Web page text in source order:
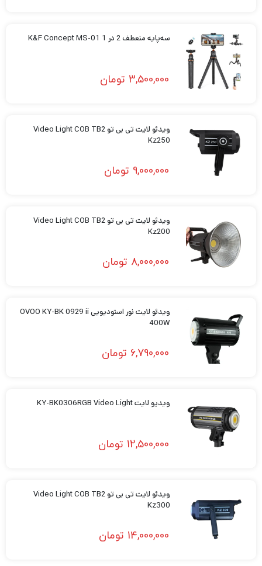
سه‌پایه منعطف 2 در 1 K&F Concept MS-01
3,500,000 تومان
ویدئو لایت تی بی تو Video Light COB TB2
Kz250
9,000,000 تومان
ویدئو لایت تی بی تو Video Light COB TB2
Kz200
8,000,000 تومان
ويدئو لايت نور استودیویی OVOO KY-BK 0929 ii
400W
6,790,000 تومان
ویدیو لایت KY-BK0306RGB Video Light
12,500,000 تومان
ویدئو لایت تی بی تو Video Light COB TB2
Kz300
14,000,000 تومان